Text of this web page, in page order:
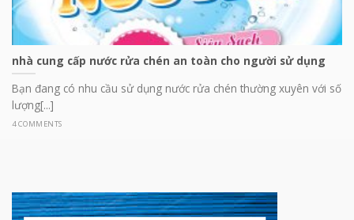
nhà cung cấp nước rửa chén an toàn cho người sử dụng
Bạn đang có nhu cầu sử dụng nước rửa chén thường xuyên với số
lượng[...]
4 COMMENTS